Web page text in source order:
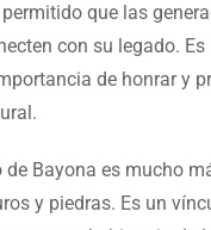
que las
con su legado.
de honrar y
de Bayona es mucho
y piedras. Es un